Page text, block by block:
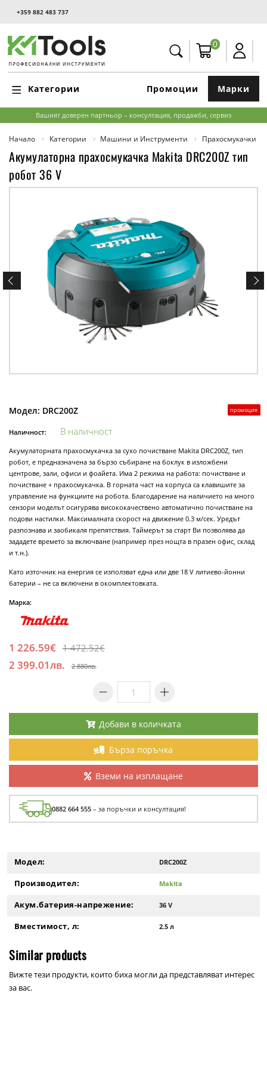
+359 882 483 737
0
Категории Марки
Промоции
Вашият доверен партньор – консултация, продажби, сервиз
Начало Категории Машини и Инструменти Прахосмукачки
Акумулаторна прахосмукачка Makita DRC200Z тип
робот 36 V
промоция
Модел: DRC200Z
Наличност: В наличност
Акумулаторната прахосмукачка за сухо почистване Makita DRC200Z, тип
робот, е предназначена за бързо събиране на боклук в изложбени
центрове, зали, офиси и фоайета. Има 2 режима на работа: почистване и
почистване + прахосмукачка. В горната част на корпуса са клавишите за
управление на функциите на робота. Благодарение на наличието на много
сензори моделът осигурява висококачествено автоматично почистване на
подови настилки. Максималната скорост на движение 0.3 м/сек. Уредът
разпознава и заобикаля препятствия. Таймерът за старт Ви позволява да
зададете времето за включване (например през нощта в празен офис, склад
и т.н.).
Като източник на енергия се използват една или две 18 V литиево-йонни
батерии – не са включени в окомплектовката.
Марка:
1 226.59€ 1 472.52€
2 399.01лв. 2 880лв.
Добави в количката
Бърза поръчка
Вземи на изплащане
0882 664 555 – за поръчки и консултация!
Модел: DRC200Z
Производител: Makita
Акум.батерия-напрежение: 36 V
Вместимост, л: 2.5 л
Similar products
Вижте тези продукти, които биха могли да представляват интерес
за вас.